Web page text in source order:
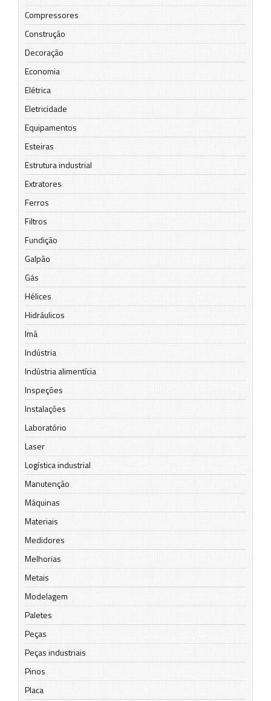
Compressores
Construção
Decoração
Economia
Elétrica
Eletricidade
Equipamentos
Esteiras
Estrutura industrial
Extratores
Ferros
Filtros
Fundição
Galpão
Gás
Hélices
Hidráulicos
Imã
Indústria
Indústria alimentícia
Inspeções
Instalações
Laboratório
Laser
Logística industrial
Manutenção
Máquinas
Materiais
Medidores
Melhorias
Metais
Modelagem
Paletes
Peças
Peças industriais
Pinos
Placa